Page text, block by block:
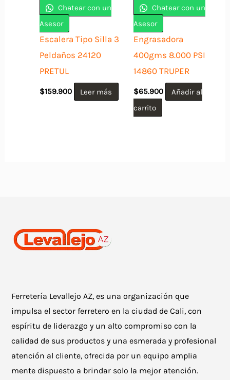
Chatear con un
Asesor
Escalera Tipo Silla 3
Peldaños 24120
PRETUL
$159.900 Leer más
Chatear con un
Asesor
Engrasadora
400gms 8.000 PSI
14860 TRUPER
$65.900
Añadir al
carrito
Ferretería Levallejo AZ, es una organización que
impulsa el sector ferretero en la ciudad de Cali, con
espíritu de liderazgo y un alto compromiso con la
calidad de sus productos y una esmerada y profesional
atención al cliente, ofrecida por un equipo amplia
mente dispuesto a brindar solo la mejor atención.